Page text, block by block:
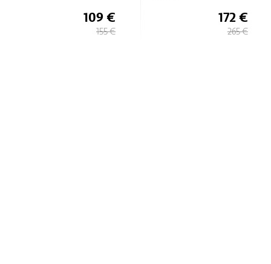
109 €
155 €
172 €
265 €